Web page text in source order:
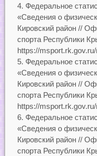
Федеральное
«Сведения о
Кировский район //
спорта Республики
https://
Федеральное
«Сведения о
Кировский район //
спорта Республики
https://
Федеральное
«Сведения о
Кировский район //
спорта Республики